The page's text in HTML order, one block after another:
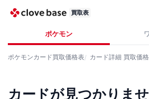
買取表
ポケモン
ポケモンカード買取価格表 カード詳細 買取価格
カードが見つかりま